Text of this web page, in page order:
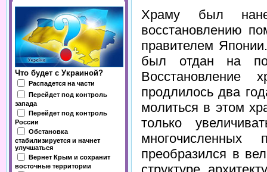
Что будет с Украиной?
Распадется на части
Перейдет под контроль
запада
Перейдет под контроль
России
Обстановка
стабилизируется и начнет
улучшаться
Вернет Крым и сохранит
восточные территории
Храму был
восстановлению
правителем
был отдан на
продлилось два
молиться в этом
только
преобразился в
структуре